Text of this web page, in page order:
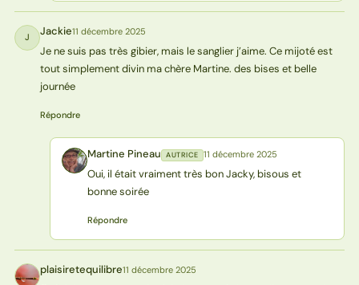
J Jackie11 décembre 2025
Je ne suis pas très gibier, mais le sanglier j’aime. Ce mijoté est
tout simplement divin ma chère Martine. des bises et belle
journée
Répondre
MP Martine Pineau AUTRICE 11 décembre 2025
Oui, il était vraiment très bon Jacky, bisous et
bonne soirée
Répondre
P plaisiretequilibre11 décembre 2025